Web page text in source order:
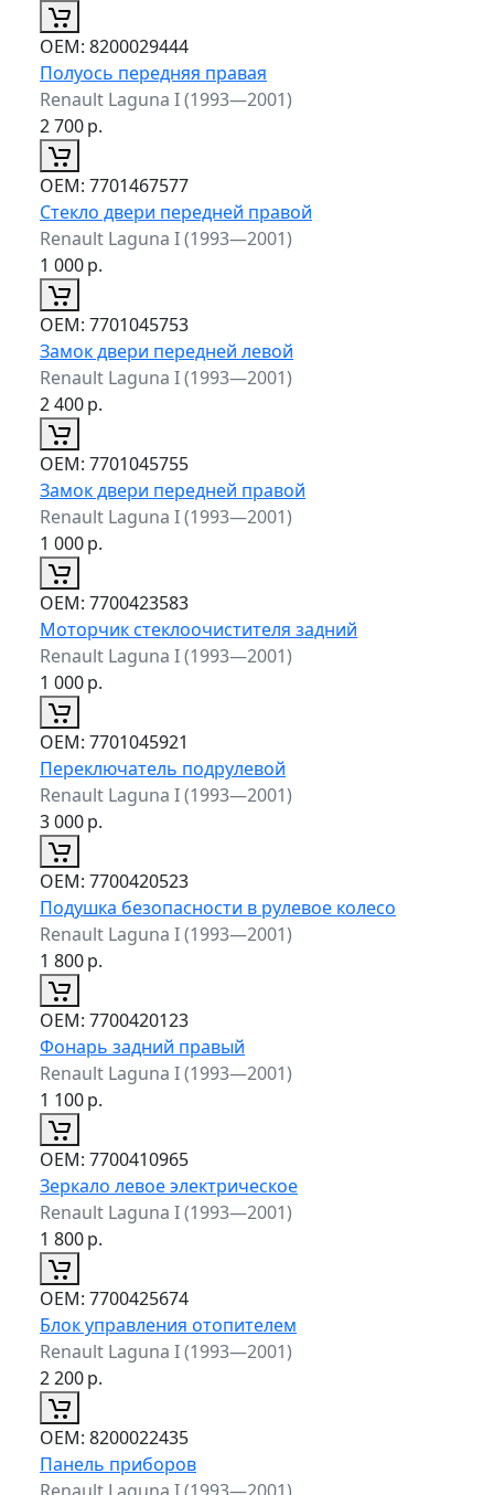
ОЕМ: 8200029444
Полуось передняя правая
Renault Laguna I (1993—2001)
2 700р.
ОЕМ: 7701467577
Стекло двери передней правой
Renault Laguna I (1993—2001)
1 000р.
ОЕМ: 7701045753
Замок двери передней левой
Renault Laguna I (1993—2001)
2 400р.
ОЕМ: 7701045755
Замок двери передней правой
Renault Laguna I (1993—2001)
1 000р.
ОЕМ: 7700423583
Моторчик стеклоочистителя задний
Renault Laguna I (1993—2001)
1 000р.
ОЕМ: 7701045921
Переключатель подрулевой
Renault Laguna I (1993—2001)
3 000р.
ОЕМ: 7700420523
Подушка безопасности в рулевое колесо
Renault Laguna I (1993—2001)
1 800р.
ОЕМ: 7700420123
Фонарь задний правый
Renault Laguna I (1993—2001)
1 100р.
ОЕМ: 7700410965
Зеркало левое электрическое
Renault Laguna I (1993—2001)
1 800р.
ОЕМ: 7700425674
Блок управления отопителем
Renault Laguna I (1993—2001)
2 200р.
ОЕМ: 8200022435
Панель приборов